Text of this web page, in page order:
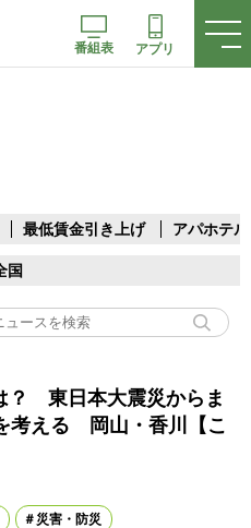
番組表 アプリ
最低賃金引き上げ アパホテル
国
？ 東日本大震災からま
考える 岡山・香川【こ
災害・防災